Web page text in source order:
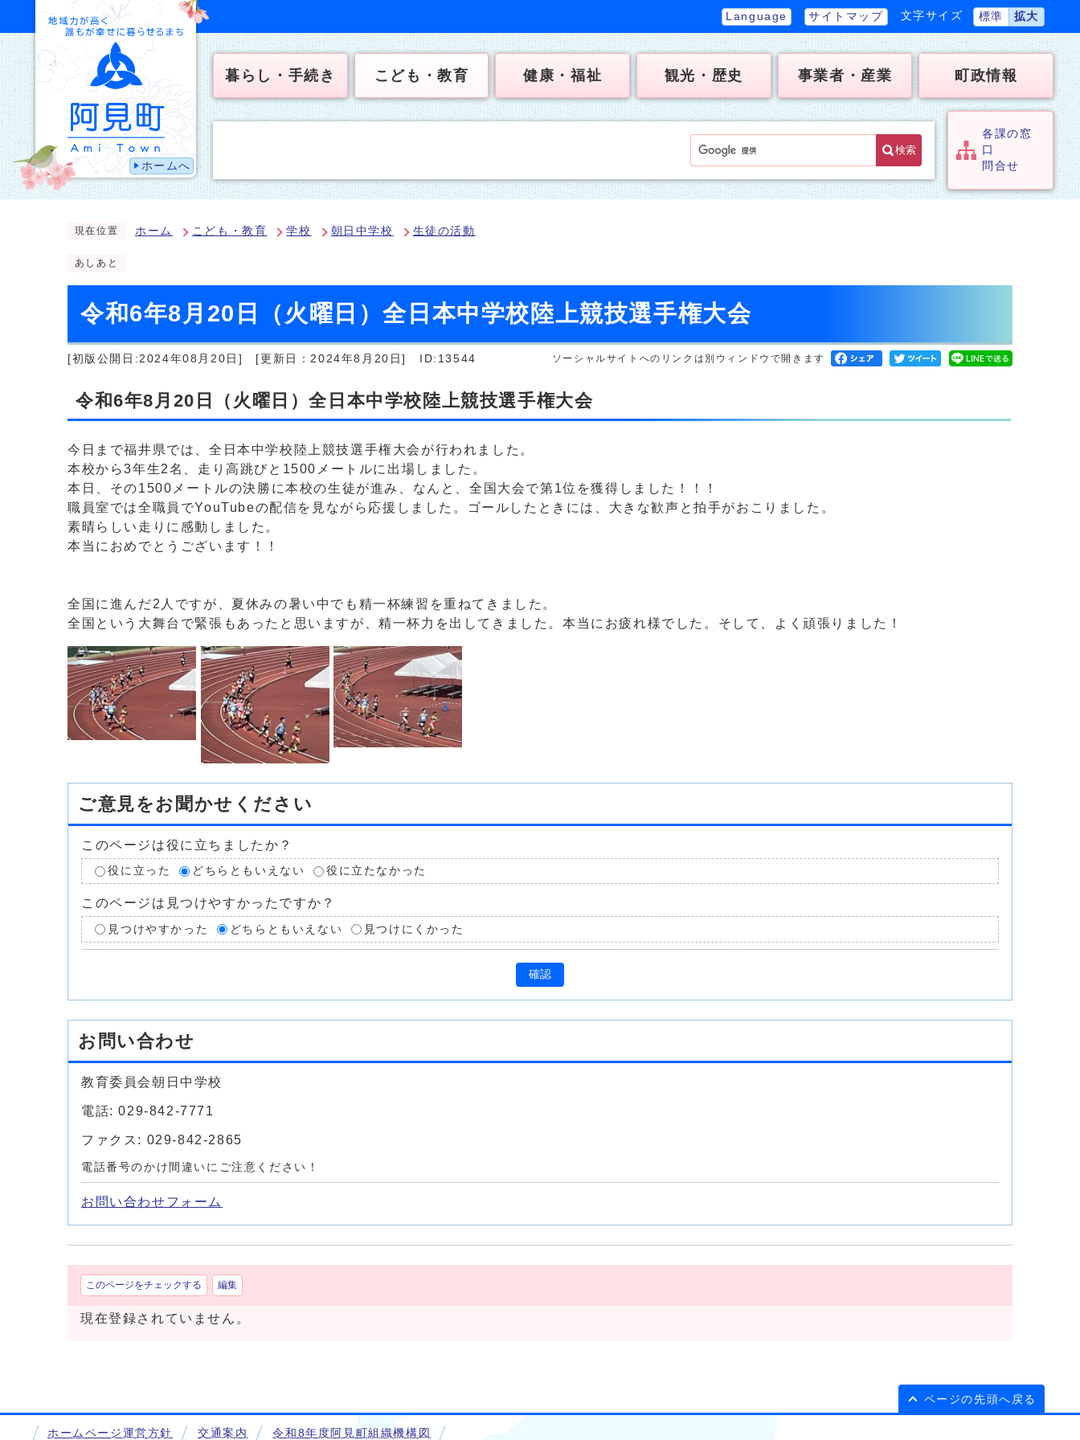
ホームへ
Language サイトマップ 文字サイズ 標準 拡大
暮らし・手続き こども・教育 健康・福祉 観光・歴史 事業者・産業 町政情報
検索
各課の窓
口
問合せ
現在位置 ホーム こども・教育 学校 朝日中学校 生徒の活動
あしあと
令和6年8月20日（火曜日）全日本中学校陸上競技選手権大会
[初版公開日:2024年08月20日] [更新日：2024年8月20日] ID:13544 ソーシャルサイトへのリンクは別ウィンドウで開きます
令和6年8月20日（火曜日）全日本中学校陸上競技選手権大会
今日まで福井県では、全日本中学校陸上競技選手権大会が行われました。
本校から3年生2名、走り高跳びと1500メートルに出場しました。
本日、その1500メートルの決勝に本校の生徒が進み、なんと、全国大会で第1位を獲得しました！！！
職員室では全職員でYouTubeの配信を見ながら応援しました。ゴールしたときには、大きな歓声と拍手がおこりました。
素晴らしい走りに感動しました。
本当におめでとうございます！！
全国に進んだ2人ですが、夏休みの暑い中でも精一杯練習を重ねてきました。
全国という大舞台で緊張もあったと思いますが、精一杯力を出してきました。本当にお疲れ様でした。そして、よく頑張りました！
ご意見をお聞かせください
このページは役に立ちましたか？
役に立った どちらともいえない 役に立たなかった
このページは見つけやすかったですか？
見つけやすかった どちらともいえない 見つけにくかった
確認
お問い合わせ
教育委員会朝日中学校
電話: 029-842-7771
ファクス: 029-842-2865
電話番号のかけ間違いにご注意ください！
お問い合わせフォーム
このページをチェックする 編集
現在登録されていません。
ページの先頭へ戻る
ホームページ運営方針 交通案内 令和8年度阿見町組織機構図